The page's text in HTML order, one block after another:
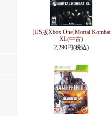
[US版Xbox One]Mortal Kombat
XL(中古)
2,290円(税込)